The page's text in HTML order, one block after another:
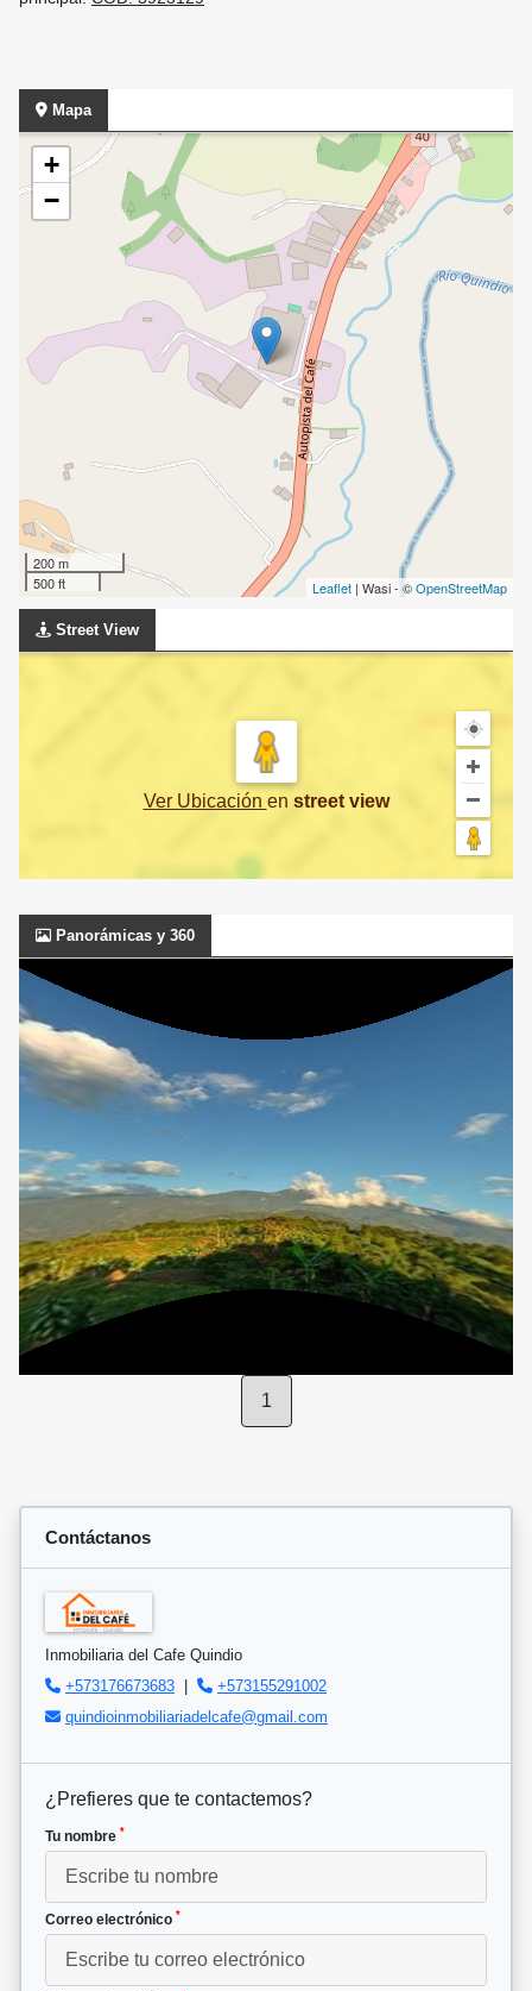
Mapa
+
−
200 m
500 ft
Leaflet | Wasi - ©OpenStreetMap
Street View
Ver Ubicación en street view
Panorámicas y 360
1
Contáctanos
Inmobiliaria del Cafe Quindio
+573176673683 |
+573155291002
quindioinmobiliariadelcafe@gmail.com
¿Prefieres que te contactemos?
Tu nombre *
Correo electrónico *